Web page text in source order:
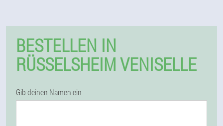
BESTELLEN IN
RÜSSELSHEIM VENISELLE
Gib deinen Namen ein